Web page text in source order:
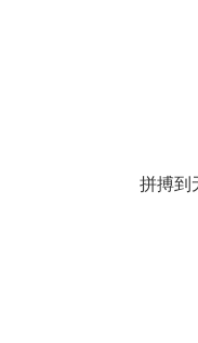
拼搏到